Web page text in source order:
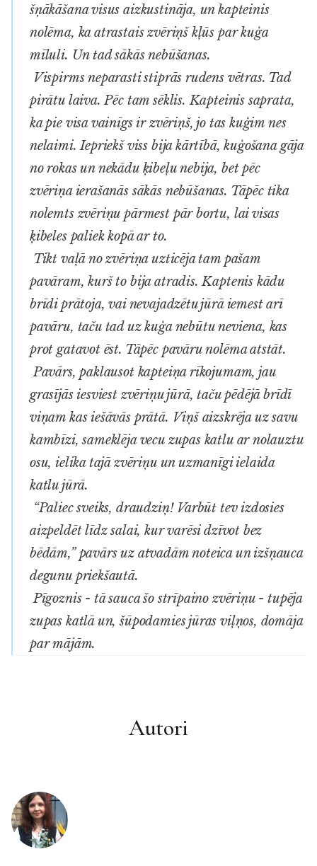
šņākāšana visus aizkustināja, un kapteinis
nolēma, ka atrastais zvēriņš kļūs par kuģa
mīluli. Un tad sākās nebūšanas.
Vispirms neparasti stiprās rudens vētras. Tad
pirātu laiva. Pēc tam sēklis. Kapteinis saprata,
ka pie visa vainīgs ir zvēriņš, jo tas kuģim nes
nelaimi. Iepriekš viss bija kārtībā, kuģošana gāja
no rokas un nekādu ķibeļu nebija, bet pēc
zvēriņa ierašanās sākās nebūšanas. Tāpēc tika
nolemts zvēriņu pārmest pār bortu, lai visas
ķibeles paliek kopā ar to.
Tikt vaļā no zvēriņa uzticēja tam pašam
pavāram, kurš to bija atradis. Kaptenis kādu
brīdi prātoja, vai nevajadzētu jūrā iemest arī
pavāru, taču tad uz kuģa nebūtu neviena, kas
prot gatavot ēst. Tāpēc pavāru nolēma atstāt.
Pavārs, paklausot kapteiņa rīkojumam, jau
grasījās iesviest zvēriņu jūrā, taču pēdējā brīdī
viņam kas iešāvās prātā. Viņš aizskrēja uz savu
kambīzi, sameklēja vecu zupas katlu ar nolauztu
osu, ielika tajā zvēriņu un uzmanīgi ielaida
katlu jūrā.
“Paliec sveiks, draudziņ! Varbūt tev izdosies
aizpeldēt līdz salai, kur varēsi dzīvot bez
bēdām,” pavārs uz atvadām noteica un izšņauca
degunu priekšautā.
Pīgoznis - tā sauca šo strīpaino zvēriņu - tupēja
zupas katlā un, šūpodamies jūras viļņos, domāja
par mājām.
Autori